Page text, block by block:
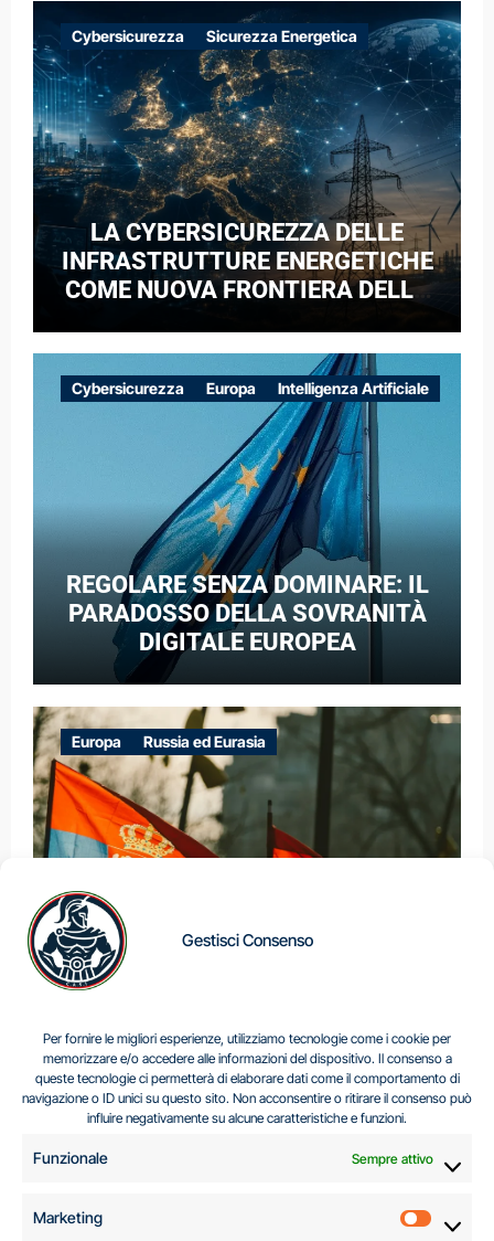
Gestisci Consenso
Per fornire le migliori esperienze, utilizziamo tecnologie come i cookie per
memorizzare e/o accedere alle informazioni del dispositivo. Il consenso a
queste tecnologie ci permetterà di elaborare dati come il comportamento di
navigazione o ID unici su questo sito. Non acconsentire o ritirare il consenso può
influire negativamente su alcune caratteristiche e funzioni.
Funzionale Sempre attivo
Marketing
Cybersicurezza Sicurezza Energetica
LA CYBERSICUREZZA DELLE
INFRASTRUTTURE ENERGETICHE
COME NUOVA FRONTIERA DELLA
CASO DELLE RETI ELETTRICHE
EUROPEE NEL CONTESTO DELLA
GUERRA IBRIDA
Cybersicurezza Europa Intelligenza Artificiale
REGOLARE SENZA DOMINARE: IL
PARADOSSO DELLA SOVRANITÀ
DIGITALE EUROPEA
Europa Russia ed Eurasia
Centro Analisi e Studi Italus © Tutti i diritti riservati